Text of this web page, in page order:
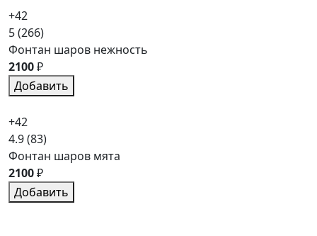
+42
5(266)
Фонтан шаров нежность
2100₽
Добавить
+42
4.9(83)
Фонтан шаров мята
2100₽
Добавить